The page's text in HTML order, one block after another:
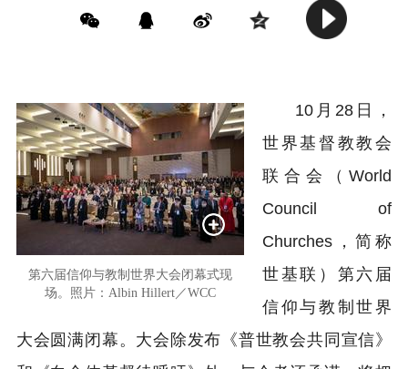
第六届信仰与教制世界大会闭幕式现
场。照片：Albin Hillert／WCC
10月28日，
世界基督教教会
联合会（World
Council of
Churches，简称
世基联）第六届
信仰与教制世界
大会圆满闭幕。大会除发布《普世教会共同宣信》